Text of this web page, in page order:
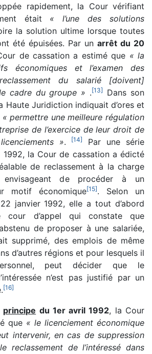
rapidement, la Cour vérifiant
était « l’une des solutions
la solution ultime lorsque toutes
été épuisées. Par un arrêt du 20
de cassation a estimé que « la
économiques et l’examen des
du salarié [doivent]
cadre du groupe » .[13]
Dans son
Haute Juridiction indiquait d’ores et
« permettre une meilleure régulation
de l’exercice de leur droit de
». [14]
Par une série
1992, la Cour de cassation a édicté
de reclassement à la charge
envisageant de procéder à un
motif économique[15]. Selon un
janvier 1992, elle a tout d’abord
cour d’appel qui constate que
abstenu de proposer à une salariée,
supprimé, des emplois de même
d’autres régions et pour lesquels il
peut décider que le
n’est pas justifié par un
[16]
principe du 1er avril 1992, la Cour
que « le licenciement économique
intervenir, en cas de suppression
reclassement de l’intéressé dans